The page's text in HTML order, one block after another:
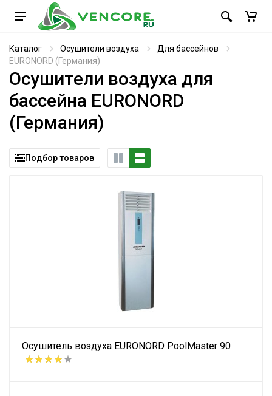
Каталог Осушители воздуха
Для бассейнов
EURONORD (Германия)
Осушители воздуха для
бассейна EURONORD
(Германия)
Подбор товаров
Осушитель воздуха EURONORD PoolMaster 90